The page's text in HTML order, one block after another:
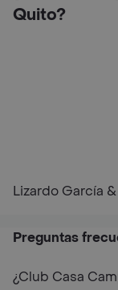
Quito?
Lizardo García
Preguntas
¿Club Casa